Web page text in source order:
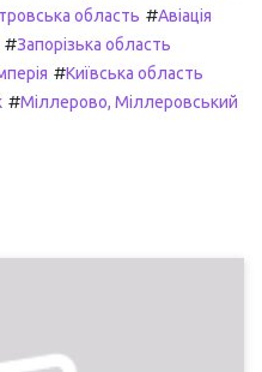
область #Авіація
#Запорізька область
#Київська область
#Міллерово, Міллеровський